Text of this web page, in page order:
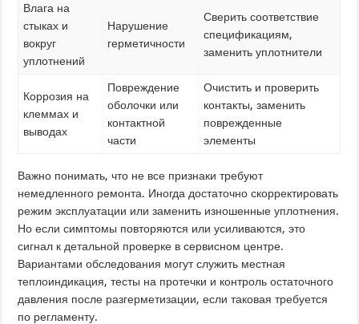
Влага на
стыках и
вокруг
уплотнений
Нарушение
герметичности
Сверить соответствие
спецификациям,
заменить уплотнители
Коррозия на
клеммах и
выводах
Повреждение
оболочки или
контактной
части
Очистить и проверить
контакты, заменить
поврежденные
элементы
Важно понимать, что не все признаки требуют
немедленного ремонта. Иногда достаточно скорректировать
режим эксплуатации или заменить изношенные уплотнения.
Но если симптомы повторяются или усиливаются, это
сигнал к детальной проверке в сервисном центре.
Вариантами обследования могут служить местная
теплоиндикация, тесты на протечки и контроль остаточного
давления после разгерметизации, если таковая требуется
по регламенту.